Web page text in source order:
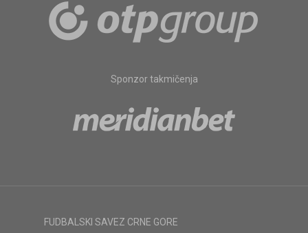
Sponzor takmičenja
FUDBALSKI SAVEZ CRNE GORE